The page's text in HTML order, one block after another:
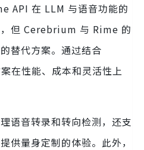
API 在 LLM 与语音功能的
但 Cerebrium 与 Rime 的
替代方案。通过结合
在性能、成本和灵活性上
语音转录和转向检测，还支
供量身定制的体验。此外，